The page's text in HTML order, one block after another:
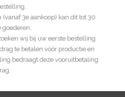
3e aankoop) kan dit tot 30
wij bij uw eerste bestelling
te betalen vóór productie en
bedraagt deze vooruitbetaling